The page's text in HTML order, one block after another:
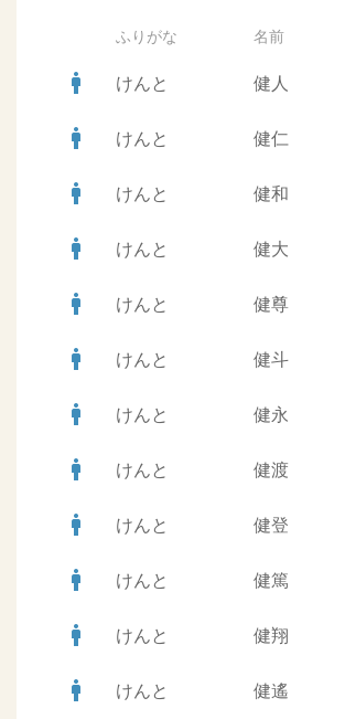
ふりがな 名前
man けんと 健人
man けんと 健仁
man けんと 健和
man けんと 健大
man けんと 健尊
man けんと 健斗
man けんと 健永
man けんと 健渡
man けんと 健登
man けんと 健篤
man けんと 健翔
man けんと 健遙